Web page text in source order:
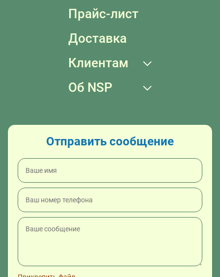
Прайс-лист
Доставка
Клиентам
Об NSP
Отправить сообщение